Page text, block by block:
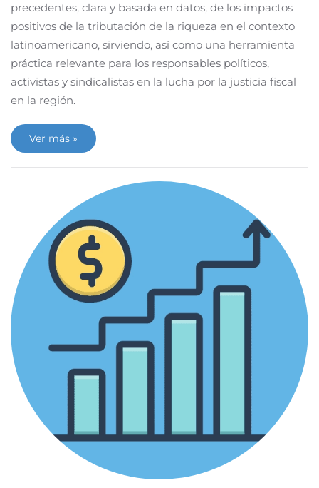
precedentes, clara y basada en datos, de los impactos
positivos de la tributación de la riqueza en el contexto
latinoamericano, sirviendo, así como una herramienta
práctica relevante para los responsables políticos,
activistas y sindicalistas en la lucha por la justicia fiscal
en la región.
Ver más »